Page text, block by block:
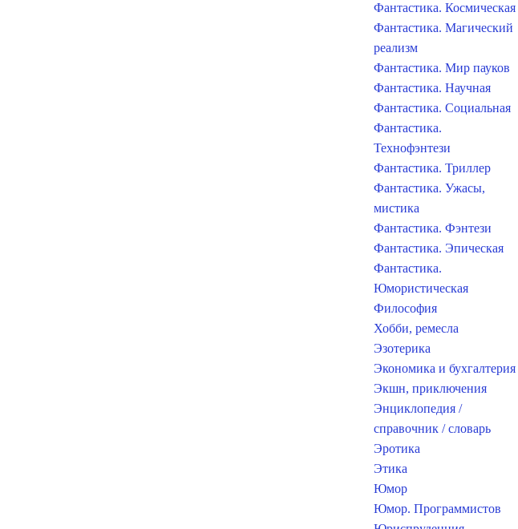
Фантастика. Космическая
Фантастика. Магический
реализм
Фантастика. Мир пауков
Фантастика. Научная
Фантастика. Социальная
Фантастика.
Технофэнтези
Фантастика. Триллер
Фантастика. Ужасы,
мистика
Фантастика. Фэнтези
Фантастика. Эпическая
Фантастика.
Юмористическая
Философия
Хобби, ремесла
Эзотерика
Экономика и бухгалтерия
Экшн, приключения
Энциклопедия /
справочник / словарь
Эротика
Этика
Юмор
Юмор. Программистов